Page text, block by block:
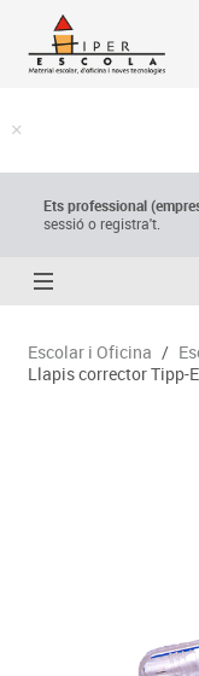
Ets professional
sessió o registra't.
Escolar i Oficina /
Llapis corrector Tipp-